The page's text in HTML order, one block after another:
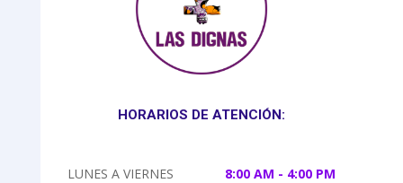
HORARIOS DE ATENCIÓN:
LUNES A VIERNES 8:00 AM - 4:00 PM